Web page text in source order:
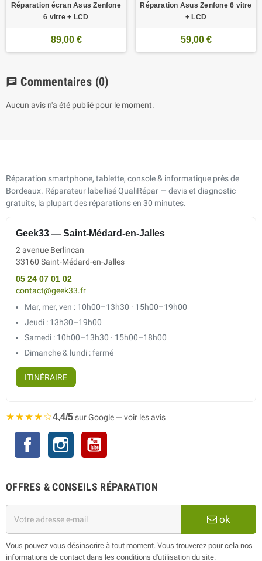
Réparation écran Asus Zenfone
6 vitre + LCD
89,00 €
Réparation Asus Zenfone 6 vitre
+ LCD
59,00 €
chat Commentaires (0)
Aucun avis n'a été publié pour le moment.
Réparation smartphone, tablette, console & informatique près de
Bordeaux. Réparateur labellisé QualiRépar — devis et diagnostic
gratuits, la plupart des réparations en 30 minutes.
Geek33 — Saint-Médard-en-Jalles
2 avenue Berlincan
33160 Saint-Médard-en-Jalles
05 24 07 01 02
contact@geek33.fr
Mar, mer, ven : 10h00–13h30 · 15h00–19h00
Jeudi : 13h30–19h00
Samedi : 10h00–13h30 · 15h00–18h00
Dimanche & lundi : fermé
ITINÉRAIRE
★★★★☆4,4/5sur Google — voir les avis
Facebook Instagram
OFFRES & CONSEILS RÉPARATION
ok
Vous pouvez vous désinscrire à tout moment. Vous trouverez pour cela nos
informations de contact dans les conditions d'utilisation du site.